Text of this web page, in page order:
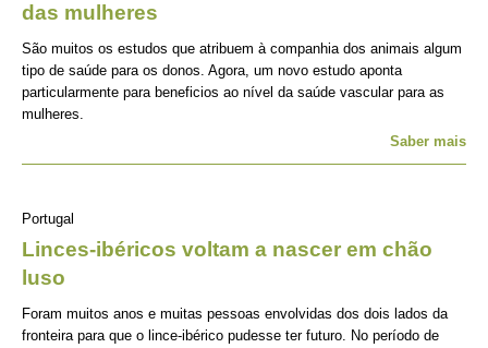
das mulheres
São muitos os estudos que atribuem à companhia dos animais algum
tipo de saúde para os donos. Agora, um novo estudo aponta
particularmente para beneficios ao nível da saúde vascular para as
mulheres.
Saber mais
Portugal
Linces-ibéricos voltam a nascer em chão
luso
Foram muitos anos e muitas pessoas envolvidas dos dois lados da
fronteira para que o lince-ibérico pudesse ter futuro. No período de